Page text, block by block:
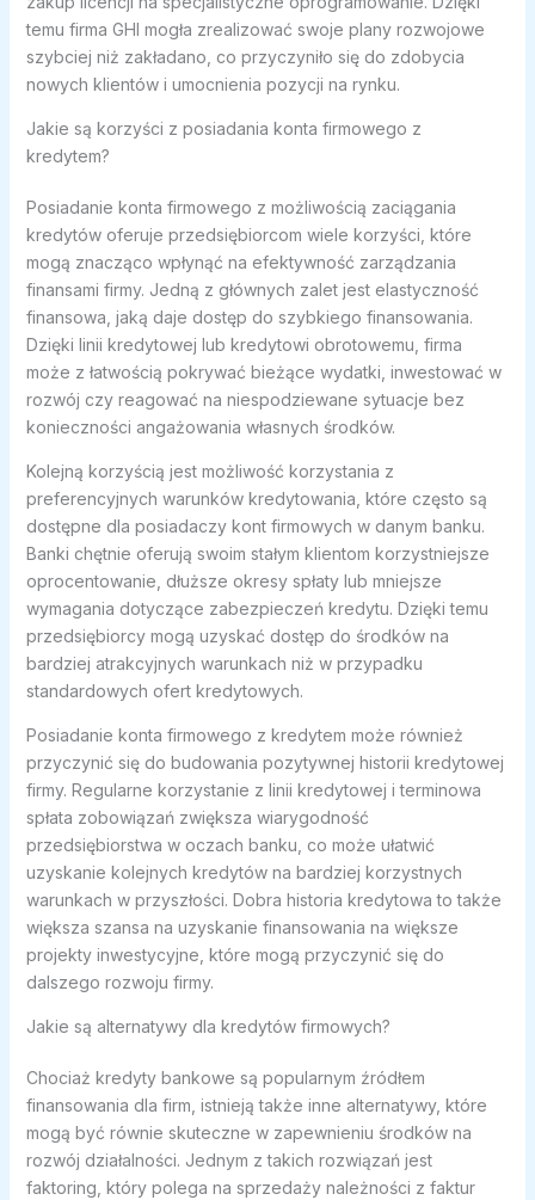
temu firma GHI mogła zrealizować swoje plany rozwojowe
szybciej niż zakładano, co przyczyniło się do zdobycia
nowych klientów i umocnienia pozycji na rynku.
Jakie są korzyści z posiadania konta firmowego z
kredytem?
Posiadanie konta firmowego z możliwością zaciągania
kredytów oferuje przedsiębiorcom wiele korzyści, które
mogą znacząco wpłynąć na efektywność zarządzania
finansami firmy. Jedną z głównych zalet jest elastyczność
finansowa, jaką daje dostęp do szybkiego finansowania.
Dzięki linii kredytowej lub kredytowi obrotowemu, firma
może z łatwością pokrywać bieżące wydatki, inwestować w
rozwój czy reagować na niespodziewane sytuacje bez
konieczności angażowania własnych środków.
Kolejną korzyścią jest możliwość korzystania z
preferencyjnych warunków kredytowania, które często są
dostępne dla posiadaczy kont firmowych w danym banku.
Banki chętnie oferują swoim stałym klientom korzystniejsze
oprocentowanie, dłuższe okresy spłaty lub mniejsze
wymagania dotyczące zabezpieczeń kredytu. Dzięki temu
przedsiębiorcy mogą uzyskać dostęp do środków na
bardziej atrakcyjnych warunkach niż w przypadku
standardowych ofert kredytowych.
Posiadanie konta firmowego z kredytem może również
przyczynić się do budowania pozytywnej historii kredytowej
firmy. Regularne korzystanie z linii kredytowej i terminowa
spłata zobowiązań zwiększa wiarygodność
przedsiębiorstwa w oczach banku, co może ułatwić
uzyskanie kolejnych kredytów na bardziej korzystnych
warunkach w przyszłości. Dobra historia kredytowa to także
większa szansa na uzyskanie finansowania na większe
projekty inwestycyjne, które mogą przyczynić się do
dalszego rozwoju firmy.
Jakie są alternatywy dla kredytów firmowych?
Chociaż kredyty bankowe są popularnym źródłem
finansowania dla firm, istnieją także inne alternatywy, które
mogą być równie skuteczne w zapewnieniu środków na
rozwój działalności. Jednym z takich rozwiązań jest
faktoring, który polega na sprzedaży należności z faktur